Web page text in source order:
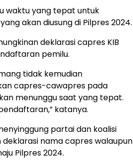
waktu yang tepat untuk
akan diusung di Pilpres 2024.
deklarasi capres KIB
pemilu.
tidak kemudian
capres-cawapres pada
menunggu saat yang tepat.
katanya.
partai dan koalisi
nama capres walaupun
Pilpres 2024.